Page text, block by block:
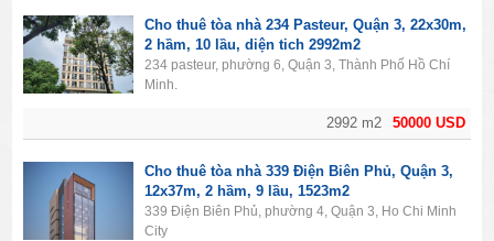
50000 USD
2992 m2
Cho thuê tòa nhà 234 Pasteur, Quận 3, 22x30m,
2 hầm, 10 lầu, diện tich 2992m2
234 pasteur, phường 6, Quận 3, Thành Phố Hồ Chí
Minh.
Cho thuê tòa nhà 339 Điện Biên Phủ, Quận 3,
12x37m, 2 hầm, 9 lầu, 1523m2
339 Điện Biên Phủ, phường 4, Quận 3, Ho Chi Minh
City